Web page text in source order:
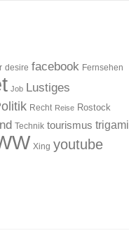
desire facebook Fernsehen
Job Lustiges
Recht Reise Rostock
Technik tourismus trigami
Xing youtube